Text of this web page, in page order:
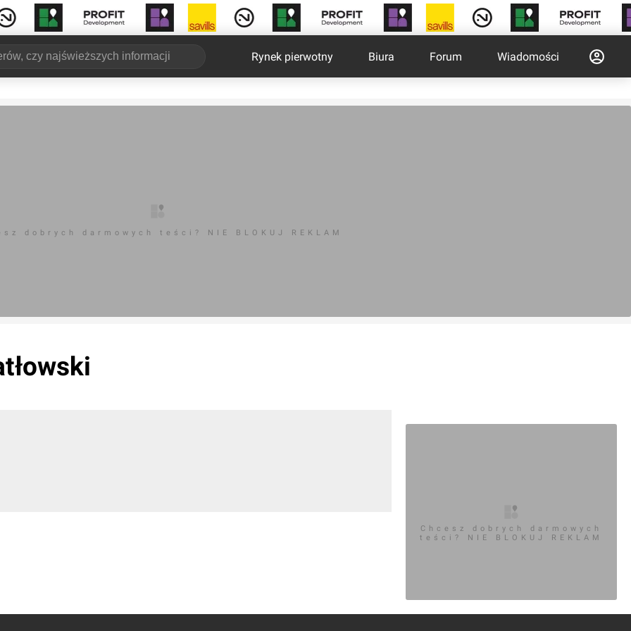
Rynek pierwotny Biura Forum Wiadomości
dobrych darmowych teści? NIE BLOKUJ REKLAM
Chcesz dobrych darmowych
teści? NIE BLOKUJ REKLAM